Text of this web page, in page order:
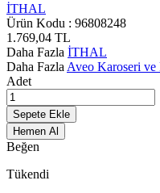
İTHAL
Ürün Kodu : 96808248
1.769,04 TL
Daha Fazla İTHAL
Daha Fazla Aveo Karoseri
Adet
Sepete Ekle
Hemen Al
Beğen
Tükendi